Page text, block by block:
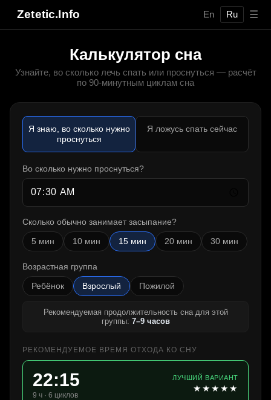
Zetetic.Info En Ru ☰
Калькулятор сна
Узнайте, во сколько лечь спать или проснуться — расчёт
по 90-минутным циклам сна
Я знаю, во сколько нужно
проснуться
Я ложусь спать сейчас
Во сколько нужно проснуться?
Сколько обычно занимает засыпание?
5 мин 10 мин 15 мин 20 мин 30 мин
Возрастная группа
Ребёнок Взрослый Пожилой
Рекомендуемая продолжительность сна для этой
группы: 7–9 часов
РЕКОМЕНДУЕМОЕ ВРЕМЯ ОТХОДА КО СНУ
22:15
9 ч · 6 циклов
ЛУЧШИЙ ВАРИАНТ
★★★★★